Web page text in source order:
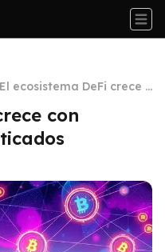
El ecosistema DeFi crece c
ados
con